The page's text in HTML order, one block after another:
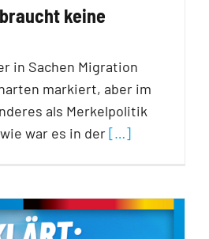
keine
in Sachen Migration
markiert, aber im
als Merkelpolitik
war es in der[…]